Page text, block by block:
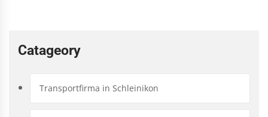
Catageory
Transportfirma in Schleinikon